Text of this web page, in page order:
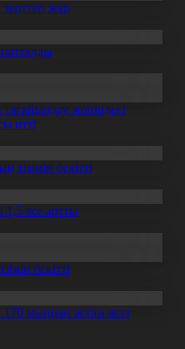
зерттеп жүр
жөніндегі
өтті
тізімін бекітті
1,5 есе артты
бекітті
170 мыңнан астам жол